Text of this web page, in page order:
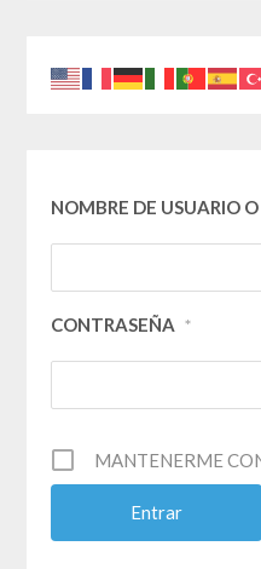
NOMBRE DE USUARIO
CONTRASEÑA *
MANTENERME